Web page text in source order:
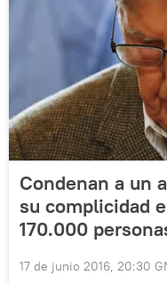
Condenan a un
su complicidad
170.000
17 de junio 2016, 20:30